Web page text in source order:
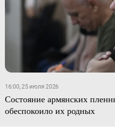
16:00, 25 июля 2026
Состояние армянских
обеспокоило их родных